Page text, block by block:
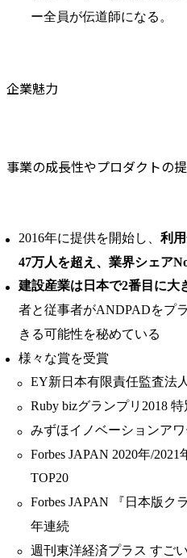
ー全員が伝道師になる。
企業魅力
事業の成長性やプロダクトの
2016年に提供を開始し、 利
47万人を超え、業界シェア
建設産業は日本で2番目に大
者と従事者がANDPADをプ
きる可能性を秘めている
様々な賞を受賞
EY新日本有限責任監査法
Ruby bizグランプリ2018 特
みずほイノベーションアワ
Forbes JAPAN 2020年/
TOP20
Forbes JAPAN 『日本版ク
年連続
週刊東洋経済プラス すご